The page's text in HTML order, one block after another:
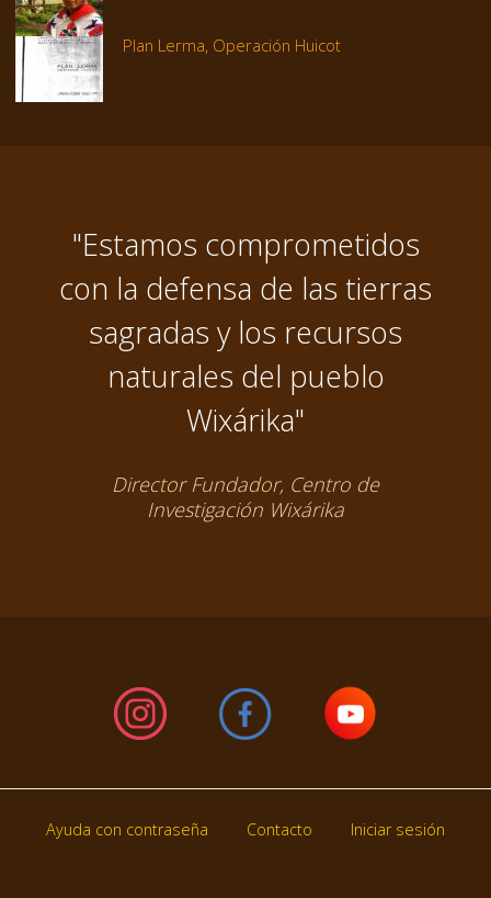
Plan Lerma, Operación Huicot
"Estamos comprometidos
con la defensa de las tierras
sagradas y los recursos
naturales del pueblo
Wixárika"
Director Fundador, Centro de
Investigación Wixárika
Footer
Ayuda con contraseña Contacto Iniciar sesión